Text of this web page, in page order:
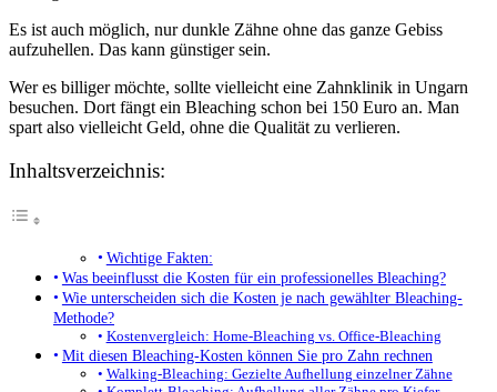
Es ist auch möglich, nur dunkle Zähne ohne das ganze Gebiss
aufzuhellen. Das kann günstiger sein.
Wer es billiger möchte, sollte vielleicht eine Zahnklinik in Ungarn
besuchen. Dort fängt ein Bleaching schon bei 150 Euro an. Man
spart also vielleicht Geld, ohne die Qualität zu verlieren.
Inhaltsverzeichnis:
Wichtige Fakten:
Was beeinflusst die Kosten für ein professionelles Bleaching?
Wie unterscheiden sich die Kosten je nach gewählter Bleaching-
Methode?
Kostenvergleich: Home-Bleaching vs. Office-Bleaching
Mit diesen Bleaching-Kosten können Sie pro Zahn rechnen
Walking-Bleaching: Gezielte Aufhellung einzelner Zähne